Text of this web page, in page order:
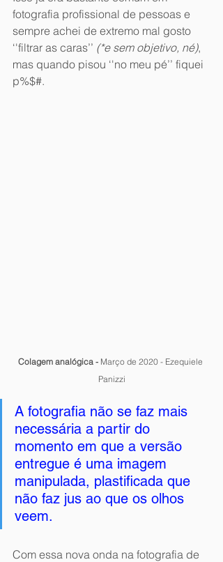
fotografia profissional de pessoas e
sempre achei de extremo mal gosto
‘'filtrar as caras’’ (*e sem objetivo, né),
mas quando pisou ‘'no meu pé’’ fiquei
p%$#.
Colagem analógica - Março de 2020 - Ezequiele
Panizzi
A fotografia não se faz mais
necessária a partir do
momento em que a versão
entregue é uma imagem
manipulada, plastificada que
não faz jus ao que os olhos
veem.
Com essa nova onda na fotografia de